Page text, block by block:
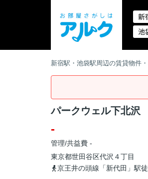
新
池
新宿駅・池袋駅周辺の賃貸物件
パークウェル下北沢
-
管理/共益費 -
東京都世田谷区代沢 ４丁目
京王井の頭線「新代田」駅